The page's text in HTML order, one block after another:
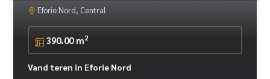
Eforie Nord, Central
390.00 m2
Vand teren in Eforie Nord